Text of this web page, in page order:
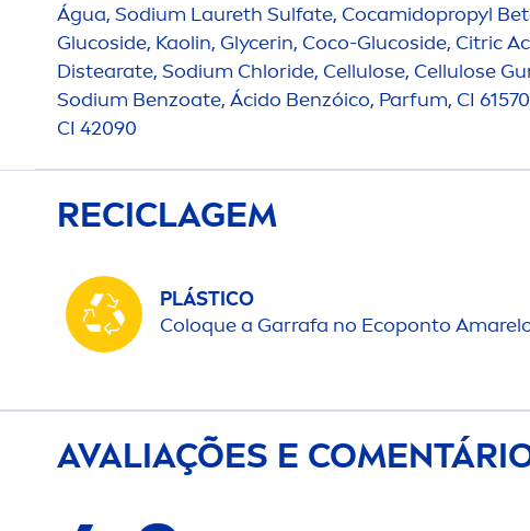
Água, Sodium Laureth Sulfate, Cocamidopropyl
Glucoside, Kaolin, Glycerin, Coco-Glucoside, Citric
Distearate, Sodium Chloride, Cellulose, Cellulose
Sodium Benzoate, Ácido Benzóico, Parfum, CI 61570,
CI 42090
RECICLAGEM
PLÁSTICO
Coloque a Garrafa no Ecoponto
AVALIAÇÕES E COMEN